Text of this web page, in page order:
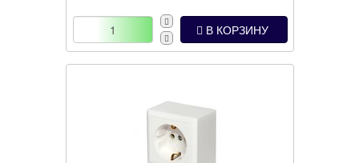
В КОРЗИНУ